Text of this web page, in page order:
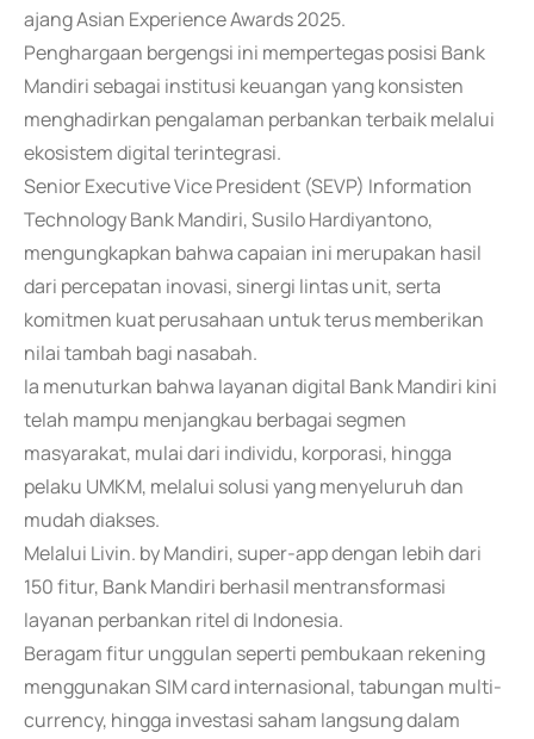
ajang Asian Experience Awards 2025.
Penghargaan bergengsi ini mempertegas posisi Bank
Mandiri sebagai institusi keuangan yang konsisten
menghadirkan pengalaman perbankan terbaik melalui
ekosistem digital terintegrasi.
Senior Executive Vice President (SEVP) Information
Technology Bank Mandiri, Susilo Hardiyantono,
mengungkapkan bahwa capaian ini merupakan hasil
dari percepatan inovasi, sinergi lintas unit, serta
komitmen kuat perusahaan untuk terus memberikan
nilai tambah bagi nasabah.
Ia menuturkan bahwa layanan digital Bank Mandiri kini
telah mampu menjangkau berbagai segmen
masyarakat, mulai dari individu, korporasi, hingga
pelaku UMKM, melalui solusi yang menyeluruh dan
mudah diakses.
Melalui Livin. by Mandiri, super-app dengan lebih dari
150 fitur, Bank Mandiri berhasil mentransformasi
layanan perbankan ritel di Indonesia.
Beragam fitur unggulan seperti pembukaan rekening
menggunakan SIM card internasional, tabungan multi-
currency, hingga investasi saham langsung dalam